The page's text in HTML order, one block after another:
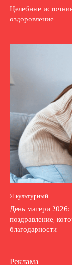
Целебные
оздоровление
Я культурный
День матери 2026:
поздравление,
благодарности
Реклама